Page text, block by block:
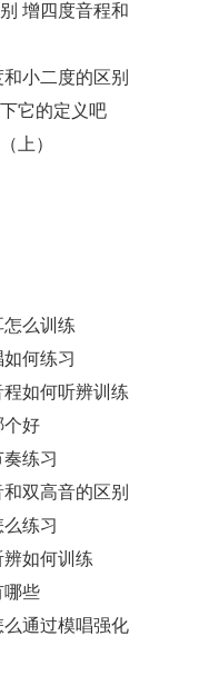
增四度音程和
小二度的区别
它的定义吧
上）
么训练
何练习
如何听辨训练
个好
练习
双高音的区别
练习
如何训练
哪些
通过模唱强化